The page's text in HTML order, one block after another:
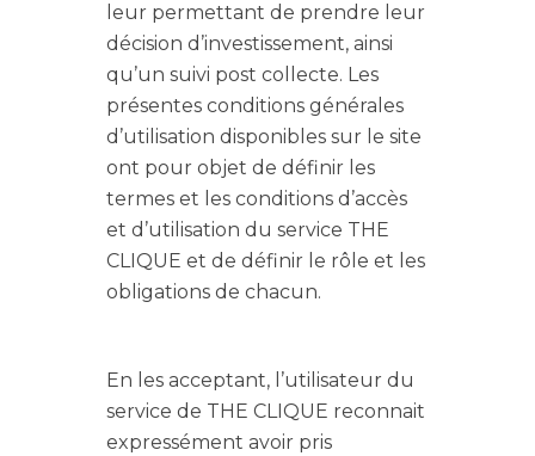
leur permettant de prendre leur
décision d’investissement, ainsi
qu’un suivi post collecte. Les
présentes conditions générales
d’utilisation disponibles sur le site
ont pour objet de définir les
termes et les conditions d’accès
et d’utilisation du service THE
CLIQUE et de définir le rôle et les
obligations de chacun.
En les acceptant, l’utilisateur du
service de THE CLIQUE reconnait
expressément avoir pris